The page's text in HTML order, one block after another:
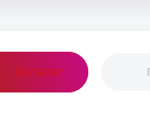
Каталог